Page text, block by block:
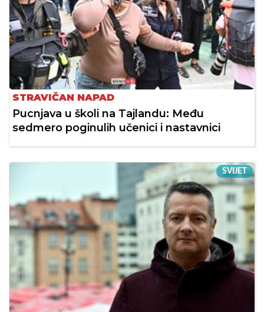
STRAVIČAN NAPAD
Pucnjava u školi na Tajlandu: Među
sedmero poginulih učenici i nastavnici
SVIJET